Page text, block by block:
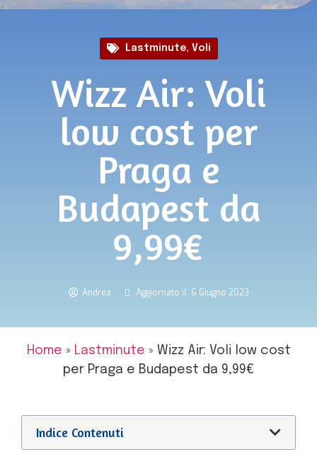
Lastminute, Voli
Wizz Air: Voli
low cost per
Praga e
Budapest da
9,99€
Andrea Aggiornato il: 6 Giugno 2023
Home » Lastminute » Wizz Air: Voli low cost
per Praga e Budapest da 9,99€
Indice Contenuti